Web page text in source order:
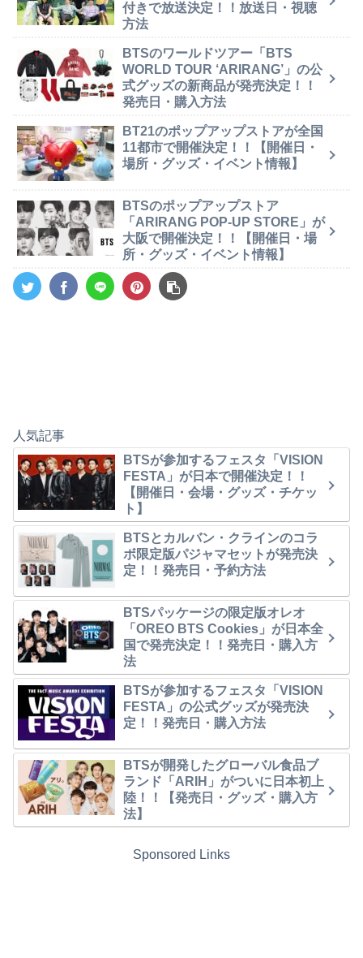
付きで放送決定！！放送日・視聴
方法
BTSのワールドツアー「BTS
WORLD TOUR ‘ARIRANG’」の公
式グッズの新商品が発売決定！！
発売日・購入方法
BT21のポップアップストアが全国
11都市で開催決定！！【開催日・
場所・グッズ・イベント情報】
BTSのポップアップストア
「ARIRANG POP-UP STORE」が
大阪で開催決定！！【開催日・場
所・グッズ・イベント情報】
人気記事
BTSが参加するフェスタ「VISION
FESTA」が日本で開催決定！！
【開催日・会場・グッズ・チケッ
ト】
BTSとカルバン・クラインのコラ
ボ限定版パジャマセットが発売決
定！！発売日・予約方法
BTSパッケージの限定版オレオ
「OREO BTS Cookies」が日本全
国で発売決定！！発売日・購入方
法
BTSが参加するフェスタ「VISION
FESTA」の公式グッズが発売決
定！！発売日・購入方法
BTSが開発したグローバル食品ブ
ランド「ARIH」がついに日本初上
陸！！【発売日・グッズ・購入方
法】
Sponsored Links